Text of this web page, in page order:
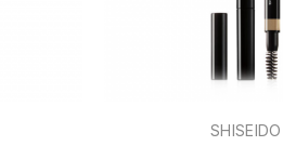
SHISEIDO